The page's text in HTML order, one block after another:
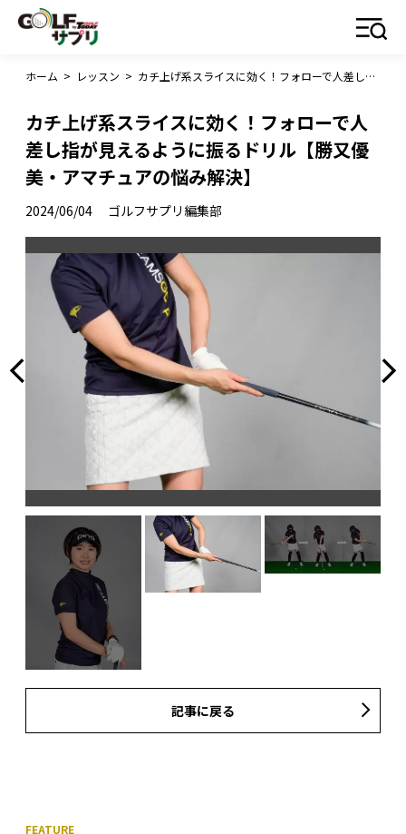
ホーム > レッスン > カチ上げ系スライスに効く！フォローで人差し指が見えるように振るドリル【勝又優美・アマチュアの悩み解決】
カチ上げ系スライスに効く！フォローで人
差し指が見えるように振るドリル【勝又優
美・アマチュアの悩み解決】
2024/06/04 ゴルフサプリ編集部
記事に戻る